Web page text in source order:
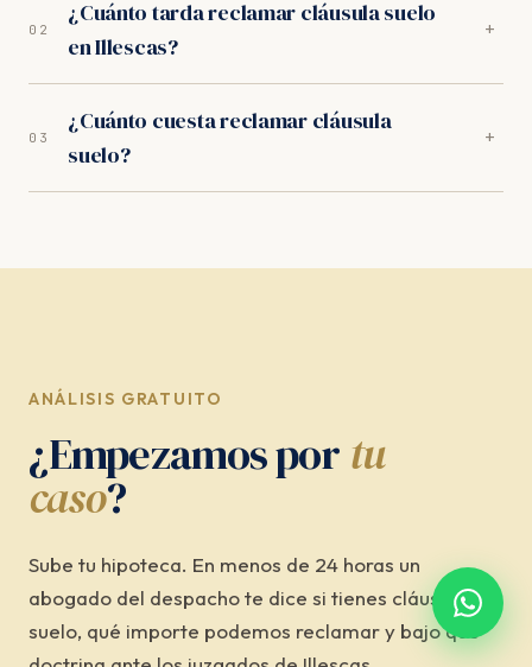
cláusula suelo. Analizamos tu caso gratuitamente y
trabajamos orientados a resultados. Los juzgados de
Illescas tienen criterio favorable al consumidor.
02
¿Cuánto tarda reclamar cláusula suelo
en Illescas?
+
entre 10-14 meses. Incluye la fase extrajudicial (1
mes) y, si es necesario, la judicial ante el Juzgado de
Primera Instancia competente.
03
¿Cuánto cuesta reclamar cláusula
suelo?
+
provisión de fondos, sin cuotas mensuales, sin costes
ANÁLISIS GRATUITO
¿Empezamos por tu
caso?
Sube tu hipoteca. En menos de 24 horas un
abogado del despacho te dice si tienes cláusula
suelo, qué importe podemos reclamar y bajo qué